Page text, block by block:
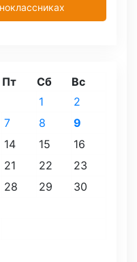
Пт Сб Вс
1
2
7 8
9
14 15
16
21 22
23
28 29
30